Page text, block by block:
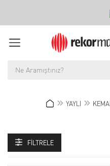
YAYLI
FILTRELE